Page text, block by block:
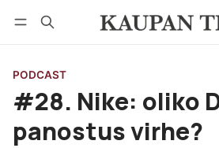
PODCAST
#28. Nike: oliko
panostus virhe?